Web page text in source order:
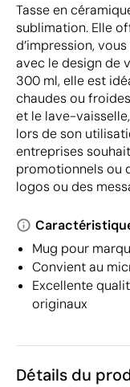
Tasse en
sublimation. Elle
d’impression,
avec le design de
300 ml, elle est
chaudes ou
et le lave-
lors de son
entreprises
promotionnels ou
logos ou des
Mug pour
Convient au
Excellente
originaux
Détails du